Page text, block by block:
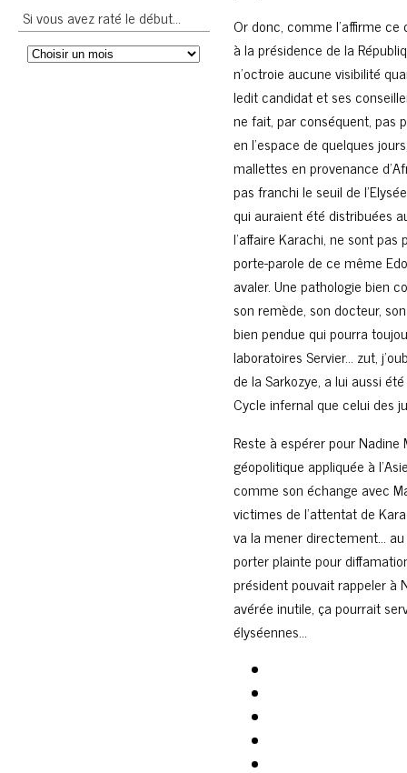
Si vous avez raté le début…
Or donc, comme l’affirme
à la présidence de la
n’octroie aucune visibilité
ledit candidat et ses
ne fait, par conséquent, pas
en l’espace de quelques
mallettes en provenance
pas franchi le seuil de
qui auraient été distribuées
l’affaire Karachi, ne sont
porte-parole de ce même
avaler. Une pathologie bien
son remède, son docteur,
bien pendue qui pourra
laboratoires Servier… zut,
de la Sarkozye, a lui aussi
Cycle infernal que celui des
Reste à espérer pour Nadine
géopolitique appliquée à
comme son échange avec
victimes de l’attentat de
va la mener directement…
porter plainte pour
président pouvait rappeler à
avérée inutile, ça pourrait
élyséennes…